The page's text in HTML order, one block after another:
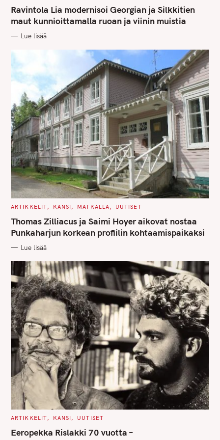
T
E
G
O
I
Ravintola Lia modernisoi Georgian ja Silkkitien
maut kunnioittamalla ruoan ja viinin muistia
Lue lisää
C
T
E
G
O
I
S
ARTIKKELIT KANSI MATKALLA UUTISET
Thomas Zilliacus ja Saimi Hoyer aikovat nostaa
Punkaharjun korkean profiilin kohtaamispaikaksi
Lue lisää
C
T
E
ARTIKKELIT KANSI UUTISET
Eeropekka Rislakki 70 vuotta –